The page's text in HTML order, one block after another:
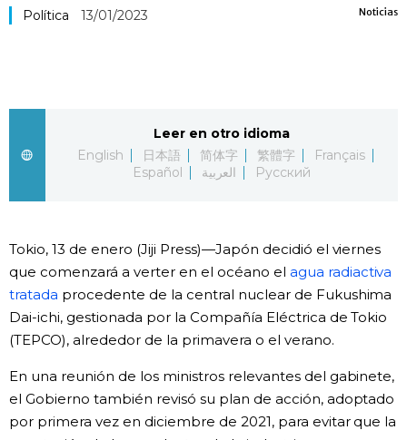
Русский
Vida
Guía de Japón
Vídeos e imágenes
En profundidad
Noticias
Política 13/01/2023
Leer en otro idioma
English
日本語 简体字 繁體字
Français
Español
العربية Русский
Tokio, 13 de enero (Jiji Press)—Japón decidió el viernes
que comenzará a verter en el océano el agua radiactiva
tratada procedente de la central nuclear de Fukushima
Dai-ichi, gestionada por la Compañía Eléctrica de Tokio
(TEPCO), alrededor de la primavera o el verano.
En una reunión de los ministros relevantes del gabinete,
el Gobierno también revisó su plan de acción, adoptado
por primera vez en diciembre de 2021, para evitar que la